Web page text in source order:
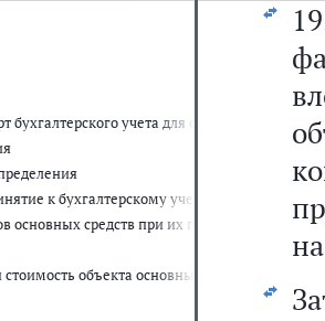
бухгалтерского учета для организаций
к бухгалтерскому учету) объектов
основных средств при их признании
объекта основных средств,